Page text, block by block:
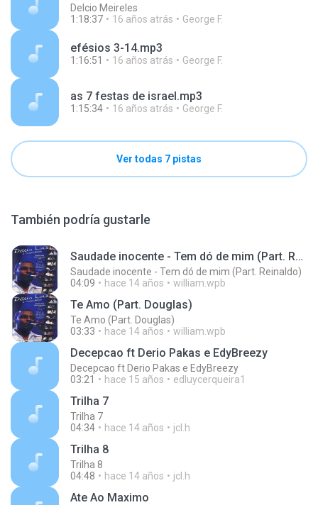
Delcio Meireles
1:18:37
16 años atrás George F.
efésios 3-14.mp3
1:16:51 16 años atrás George F.
as 7 festas de israel.mp3
1:15:34 16 años atrás George F.
Ver todas 7 pistas
También podría gustarle
Saudade inocente - Tem dó de mim (Part. Reinaldo)
Saudade inocente - Tem dó de mim (Part. Reinaldo)
04:09
hace 14 años william.wpb
Te Amo (Part. Douglas)
Te Amo (Part. Douglas)
03:33
hace 14 años william.wpb
Decepcao ft Derio Pakas e EdyBreezy
Decepcao ft Derio Pakas e EdyBreezy
03:21
hace 15 años edluycerqueira1
Trilha 7
Trilha 7
04:34
hace 14 años jcl.h
Trilha 8
Trilha 8
04:48
hace 14 años jcl.h
Ate Ao Maximo